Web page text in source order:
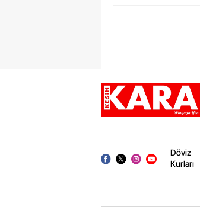
Döviz
Kurları